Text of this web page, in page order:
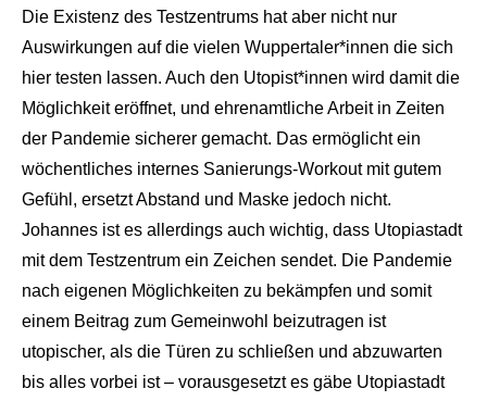
Die Existenz des Testzentrums hat aber nicht nur
Auswirkungen auf die vielen Wuppertaler*innen die sich
hier testen lassen. Auch den Utopist*innen wird damit die
Möglichkeit eröffnet, und ehrenamtliche Arbeit in Zeiten
der Pandemie sicherer gemacht. Das ermöglicht ein
wöchentliches internes Sanierungs-Workout mit gutem
Gefühl, ersetzt Abstand und Maske jedoch nicht.
Johannes ist es allerdings auch wichtig, dass Utopiastadt
mit dem Testzentrum ein Zeichen sendet. Die Pandemie
nach eigenen Möglichkeiten zu bekämpfen und somit
einem Beitrag zum Gemeinwohl beizutragen ist
utopischer, als die Türen zu schließen und abzuwarten
bis alles vorbei ist – vorausgesetzt es gäbe Utopiastadt